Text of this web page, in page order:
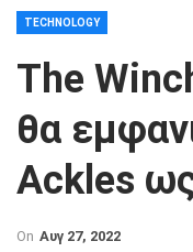
TECHNOLOGY
The
θα
Ackles
On Αυγ 27, 2022